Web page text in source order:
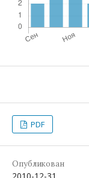
PDF
Опубликован